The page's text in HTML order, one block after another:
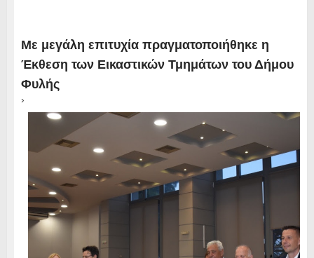
Με μεγάλη επιτυχία πραγματοποιήθηκε η
Έκθεση των Εικαστικών Τμημάτων του Δήμου
Φυλής
›